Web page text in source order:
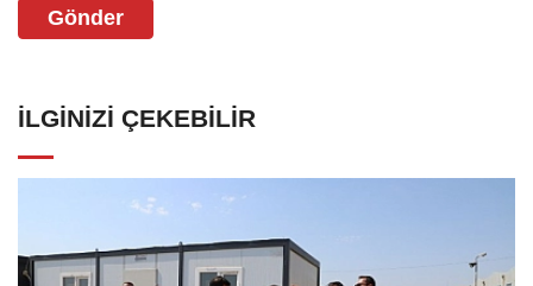
Gönder
İLGINIZI ÇEKEBILIR